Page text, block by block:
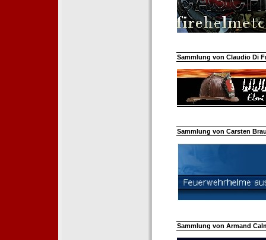
Sammlung von Claudio Di
Sammlung von Carsten
Sammlung von Armand